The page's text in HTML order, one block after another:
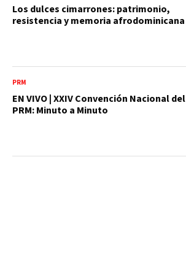
Los dulces cimarrones: patrimonio,
resistencia y memoria afrodominicana
PRM
EN VIVO | XXIV Convención Nacional del
PRM: Minuto a Minuto